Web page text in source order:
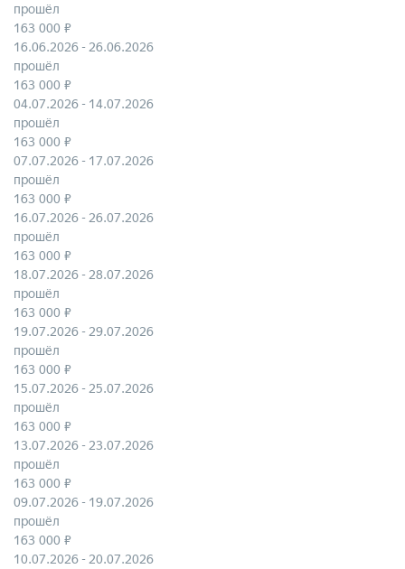
прошёл
163 000 ₽
16.06.2026 - 26.06.2026
прошёл
163 000 ₽
04.07.2026 - 14.07.2026
прошёл
163 000 ₽
07.07.2026 - 17.07.2026
прошёл
163 000 ₽
16.07.2026 - 26.07.2026
прошёл
163 000 ₽
18.07.2026 - 28.07.2026
прошёл
163 000 ₽
19.07.2026 - 29.07.2026
прошёл
163 000 ₽
15.07.2026 - 25.07.2026
прошёл
163 000 ₽
13.07.2026 - 23.07.2026
прошёл
163 000 ₽
09.07.2026 - 19.07.2026
прошёл
163 000 ₽
10.07.2026 - 20.07.2026